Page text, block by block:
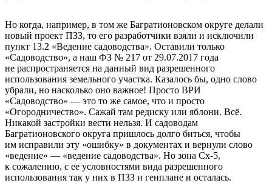
Но когда, например, в том же Багратионовском округе делали
новый проект ПЗЗ, то его разработчики взяли и исключили
пункт 13.2 «Ведение садоводства». Оставили только
«Садоводство», а наш ФЗ № 217 от 29.07.2017 года
не распространяется на данный вид разрешенного
использования земельного участка. Казалось бы, одно слово
убрали, но насколько оно важное! Просто ВРИ
«Садоводство» — это то же самое, что и просто
«Огородничество». Сажай там редиску или яблони. Всё.
Никакой застройки вести нельзя. И садоводам
Багратионовского округа пришлось долго биться, чтобы
им исправили эту «ошибку» в документах и вернули слово
«ведение» — «ведение садоводства». Но зона Сх-5,
к сожалению, с ее условностями вида разрешенного
использования так у них в ПЗЗ и генплане и осталась.